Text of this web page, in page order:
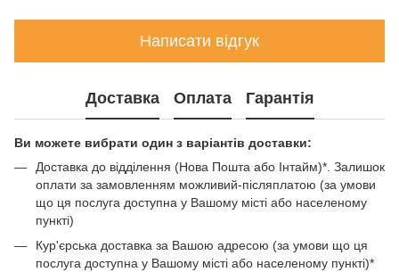
Написати відгук
Доставка Оплата Гарантія
Ви можете вибрати один з варіантів доставки:
Доставка до відділення (Нова Пошта або Інтайм)*. Залишок
оплати за замовленням можливий-післяплатою (за умови
що ця послуга доступна у Вашому місті або населеному
пункті)
Кур'єрська доставка за Вашою адресою (за умови що ця
послуга доступна у Вашому місті або населеному пункті)*